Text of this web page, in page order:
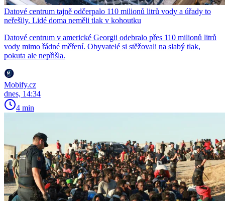
Datové centrum tajně odčerpalo 110 milionů litrů vody a úřady to
neřešily. Lidé doma neměli tlak v kohoutku
Datové centrum v americké Georgii odebralo přes 110 milionů litrů
vody mimo řádné měření. Obyvatelé si stěžovali na slabý tlak,
pokuta ale nepřišla.
Mobify.cz
dnes, 14:34
4 min